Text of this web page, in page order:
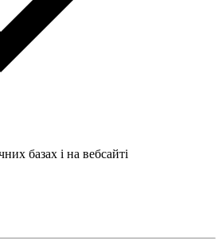
базах і на вебсайті